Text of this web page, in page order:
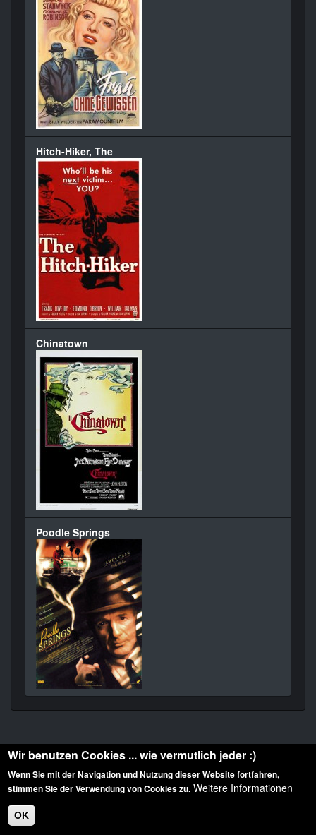
Hitch-Hiker, The
Chinatown
Poodle Springs
Diese Website ist urheberrechtlich geschützt: © 2010-2026 der Film Noir de. Alle
Rechte vorbehalten.
Wir benutzen Cookies ... wie vermutlich jeder :)
Wenn Sie mit der Navigation und Nutzung dieser Website fortfahren,
stimmen Sie der Verwendung von Cookies zu. Weitere Informationen
OK